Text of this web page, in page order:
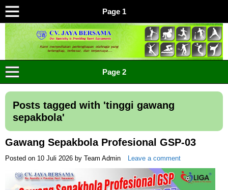
Page 1
CV JAYA BERSAMA Co Id
Menyediakan Semua Perlengkapan Olahraga Yang
Page 2
Posts tagged with 'tinggi gawang
sepakbola'
Gawang Sepakbola Profesional GSP-03
Posted on 10 Juli 2026 by Team Admin Leave a comment